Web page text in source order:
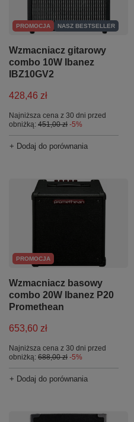
PROMOCJA NASZ BESTSELLER
Wzmacniacz gitarowy
combo 10W Ibanez
IBZ10GV2
428,46 zł
Najniższa cena z 30 dni przed
obniżką: 451,00 zł -5%
+ Dodaj do porównania
PROMOCJA
Wzmacniacz basowy
combo 20W Ibanez P20
Promethean
653,60 zł
Najniższa cena z 30 dni przed
obniżką: 688,00 zł -5%
+ Dodaj do porównania